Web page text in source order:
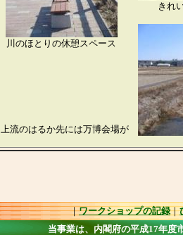
川のほとりの休憩スペース
きれ
上流のはるか先には万博会場が
｜ワークショップの記録｜
当事業は、内閣府の平成17年度